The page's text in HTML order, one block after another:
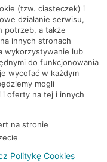
prawa zastrzeżone
(tzw. ciasteczek) i
działanie serwisu,
potrzeb, a także
innych stronach
wykorzystywanie lub
do funkcjonowania
wycofać w każdym
mogli
i oferty na tej i innych
na stronie
Politykę Cookies